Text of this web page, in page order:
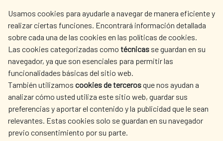
Usamos cookies para ayudarle a navegar de manera eficiente y
realizar ciertas funciones. Encontrará información detallada
sobre cada una de las cookies en las políticas de cookies.
Las cookies categorizadas como técnicas se guardan en su
navegador, ya que son esenciales para permitir las
funcionalidades básicas del sitio web.
También utilizamos cookies de tercerosque nos ayudan a
analizar cómo usted utiliza este sitio web, guardar sus
preferencias y aportar el contenido y la publicidad que le sean
relevantes. Estas cookies solo se guardan en su navegador
previo consentimiento por su parte.
centro.informacion@aecid.es
LA AECID
DÓNDE COOPERAMOS
ACCIÓN HUMANITARIA
SALA DE PRENSA
CULTURA Y CIENCIA
BIBLIOTECA